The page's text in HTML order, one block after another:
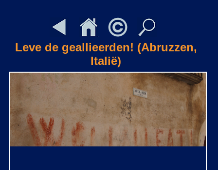
Leve de geallieerden! (Abruzzen,
Italië)